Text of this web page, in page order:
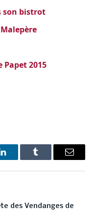
son bistrot
Papet 2015
LinkedInTumblr Email
des Vendanges de